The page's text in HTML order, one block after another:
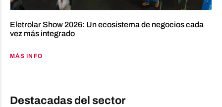
Eletrolar Show 2026: Un ecosistema de negocios cada
vez más integrado
MÁS INFO
Destacadas del sector